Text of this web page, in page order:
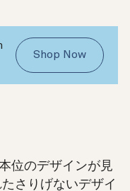
Shop Now
位のデザインが見
さりげないデザイ